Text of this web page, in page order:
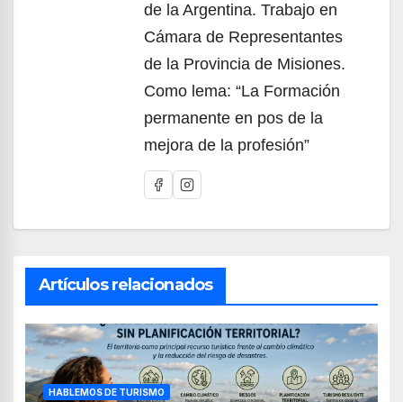
de la Argentina. Trabajo en
Cámara de Representantes
de la Provincia de Misiones.
Como lema: “La Formación
permanente en pos de la
mejora de la profesión”
Artículos relacionados
HABLEMOS DE TURISMO